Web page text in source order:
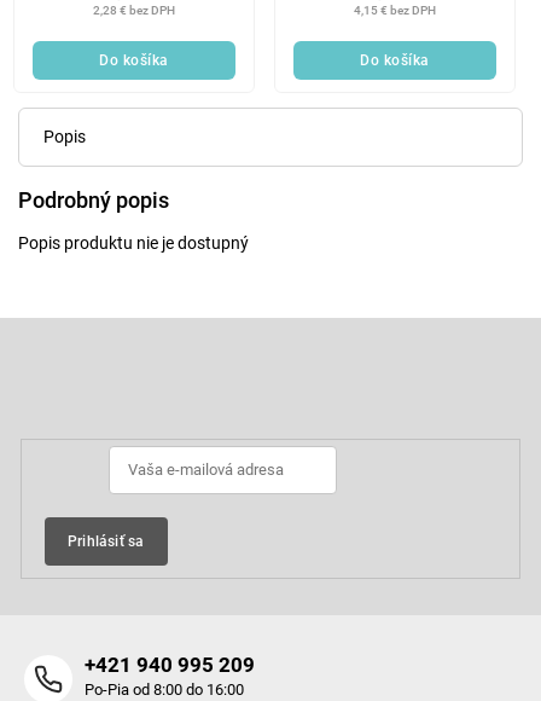
2,28 € bez DPH
Do košíka
4,15 € bez DPH
Do košíka
Popis
Podrobný popis
Popis produktu nie je dostupný
Prihlásiť sa
+421 940 995 209
Po-Pia od 8:00 do 16:00